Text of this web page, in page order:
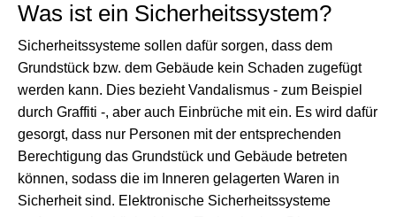
Was ist ein Sicherheitssystem?
Sicherheitssysteme sollen dafür sorgen, dass dem
Grundstück bzw. dem Gebäude kein Schaden zugefügt
werden kann. Dies bezieht Vandalismus - zum Beispiel
durch Graffiti -, aber auch Einbrüche mit ein. Es wird dafür
gesorgt, dass nur Personen mit der entsprechenden
Berechtigung das Grundstück und Gebäude betreten
können, sodass die im Inneren gelagerten Waren in
Sicherheit sind. Elektronische Sicherheitssysteme